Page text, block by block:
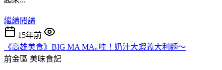
繼續閱讀
15年前
《高雄美食》BIG MA MA｡哇！奶汁大蝦義大利麵～
前金區 美味食記